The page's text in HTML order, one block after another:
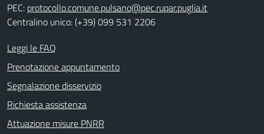
PEC: protocollo.comune.pulsano@pec.rupar.puglia.it
Centralino unico: (+39) 099 531 2206
Leggi le FAQ
Prenotazione appuntamento
Segnalazione disservizio
Richiesta assistenza
Attuazione misure PNRR